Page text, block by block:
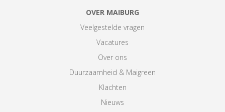
OVER MAIBURG
Veelgestelde vragen
Vacatures
Over ons
Duurzaamheid & Maigreen
Klachten
Nieuws